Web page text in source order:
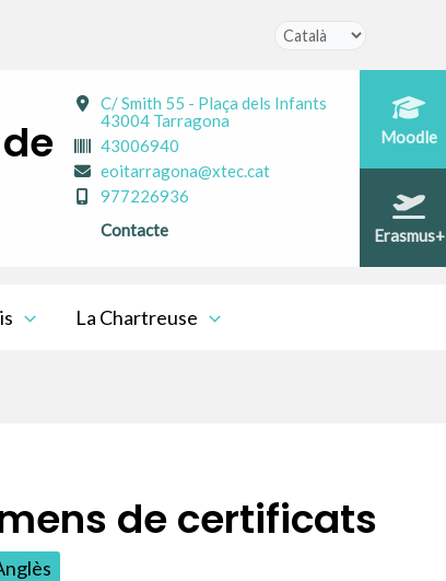
C/ Smith 55 - Plaça dels Infants
43004 Tarragona
43006940
eoitarragona@xtec.cat
977226936
Contacte
Moodle
Erasmus+
La Chartreuse
de certificats